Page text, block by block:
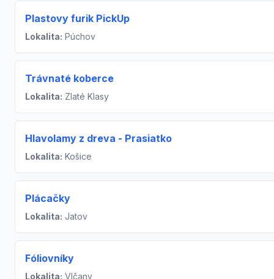
Plastovy furik PickUp
Lokalita: Púchov
Trávnaté koberce
Lokalita: Zlaté Klasy
Hlavolamy z dreva - Prasiatko
Lokalita: Košice
Plácačky
Lokalita: Jatov
Fóliovníky
Lokalita: Vlčany